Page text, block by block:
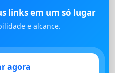
links em um só lugar
e alcance.
agora